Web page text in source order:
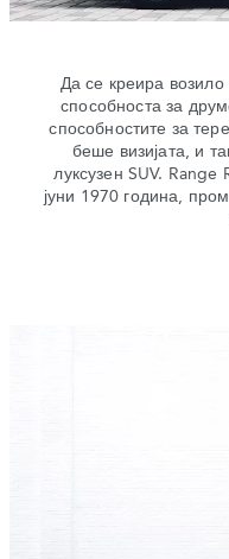
Да се креира
способноста за
способностите за
беше визијата, и
луксузен SUV. Range
јуни 1970 година,